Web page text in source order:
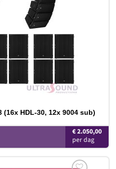
(16x HDL-30, 12x 9004 sub)
€2.050,00